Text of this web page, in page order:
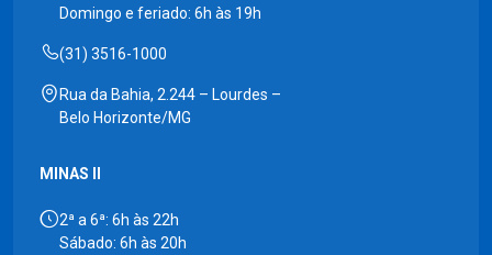
Domingo e feriado: 6h às 19h
(31) 3516-1000
Rua da Bahia, 2.244 – Lourdes –
Belo Horizonte/MG
MINAS II
2ª a 6ª: 6h às 22h
Sábado: 6h às 20h